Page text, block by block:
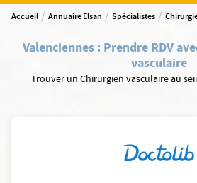
Accueil / Annuaire Elsan / Spécialistes /
Valenciennes : Prendre RDV
vasculaire
Trouver un Chirurgien vasculaire au